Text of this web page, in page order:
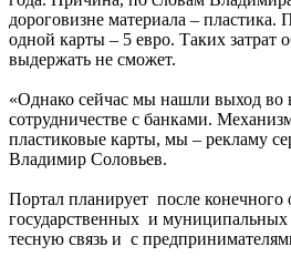
дороговизне материала – пластика.
одной карты – 5 евро. Таких затрат
выдержать не сможет.
«Однако сейчас мы нашли выход во
сотрудничестве с банками.
пластиковые карты, мы – рекламу
Владимир Соловьев.
Портал планирует после конечного
государственных и муниципальных
тесную связь и с